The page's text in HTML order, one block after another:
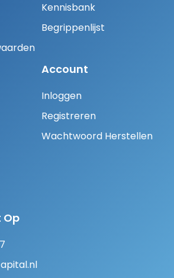
Kennisbank
Begrippenlijst
Account
Inloggen
Registreren
Wachtwoord Herstellen
Op